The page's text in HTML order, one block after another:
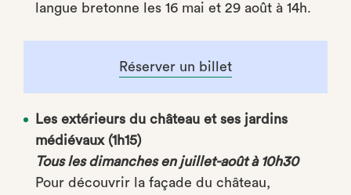
langue bretonne les 16 mai et 29 août à 14h.
Réserver un billet
Les extérieurs du château et ses jardins
médiévaux (1h15)
Tous les dimanches en juillet-août à 10h30
Pour découvrir la façade du château,